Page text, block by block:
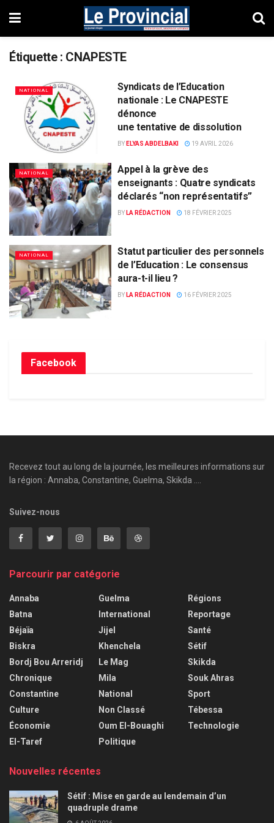
Étiquette : CNAPESTE
NATIONAL
Syndicats de l’Education
nationale : Le CNAPESTE
dénonce
une tentative de dissolution
BY ELYAS ABDELBAKI 19 AVRIL 2026
NATIONAL
Appel à la grève des
enseignants : Quatre syndicats
déclarés “non représentatifs”
BY LA RÉDACTION 18 FÉVRIER 2025
NATIONAL
Statut particulier des personnels
de l’Education : Le consensus
aura-t-il lieu ?
BY LA RÉDACTION 16 FÉVRIER 2025
Facebook
Recevez tout au long de la journée, les meilleures informations sur
la région : Annaba, Constantine, Guelma, Skikda ....
Suivez-nous
Parcourir par catégorie
Annaba
Batna
Béjaïa
Biskra
Bordj Bou Arreridj
Chronique
Constantine
Culture
Économie
El-Taref
Guelma
International
Jijel
Khenchela
Le Mag
Mila
National
Non Classé
Oum El-Bouaghi
Politique
Régions
Reportage
Santé
Sétif
Skikda
Souk Ahras
Sport
Tébessa
Technologie
Nouvelles récentes
Sétif : Mise en garde au lendemain d’un
quadruple drame